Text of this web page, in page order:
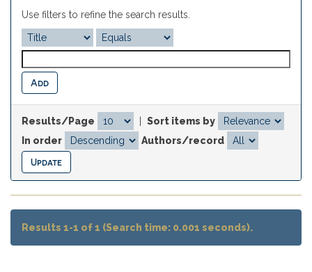
Use filters to refine the search results.
Results/Page
Sort items by
In order
Authors/record
Results 1-1 of 1 (Search time: 0.001 seconds).